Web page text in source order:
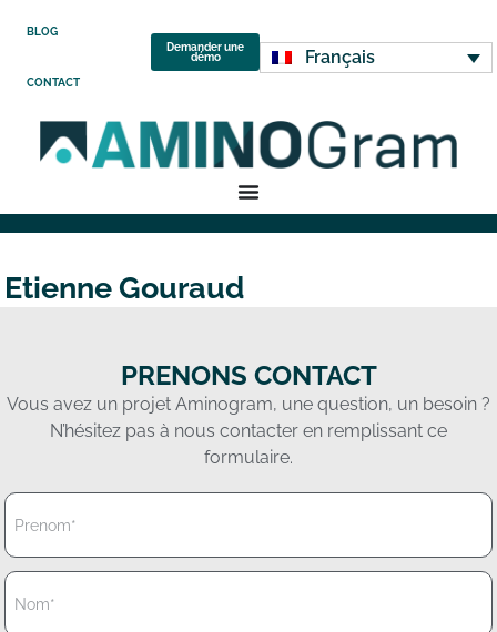
BLOG
CONTACT
Demander une
démo
Français
Etienne Gouraud
PRENONS CONTACT
Vous avez un projet Aminogram, une question, un besoin ?
N’hésitez pas à nous contacter en remplissant ce
formulaire.